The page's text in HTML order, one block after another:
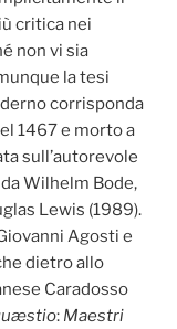
critica nei
non vi sia
la tesi
corrisponda
1467 e morto a
sull’autorevole
Wilhelm Bode,
Lewis (1989).
Agosti e
dietro allo
Caradosso
: Maestri